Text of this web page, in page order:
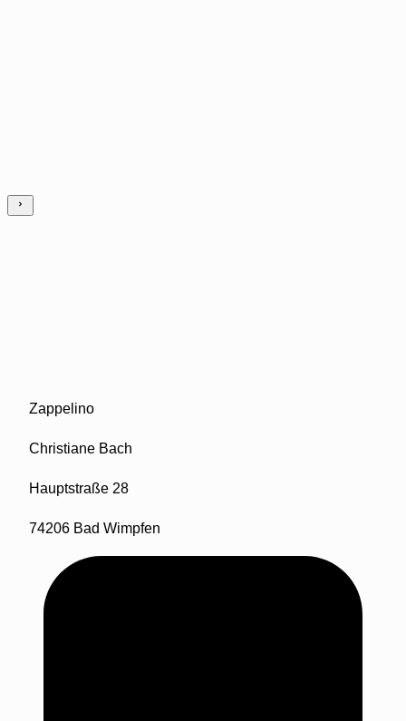
Zappelino
Christiane Bach
Hauptstraße 28
74206 Bad Wimpfen